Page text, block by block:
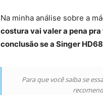
Na minha análise sobre a
costura vai valer a pena pra
conclusão se a Singer
Para que você saiba se